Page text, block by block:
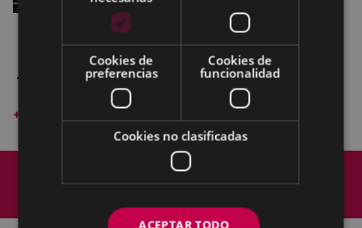
Titzina Teatro - Barcelona
+ información
Política de cookies
Contacto
Accesibilidad
Cookies de
preferencias
Cookies de
funcionalidad
Cookies no clasificadas
ACEPTAR TODO